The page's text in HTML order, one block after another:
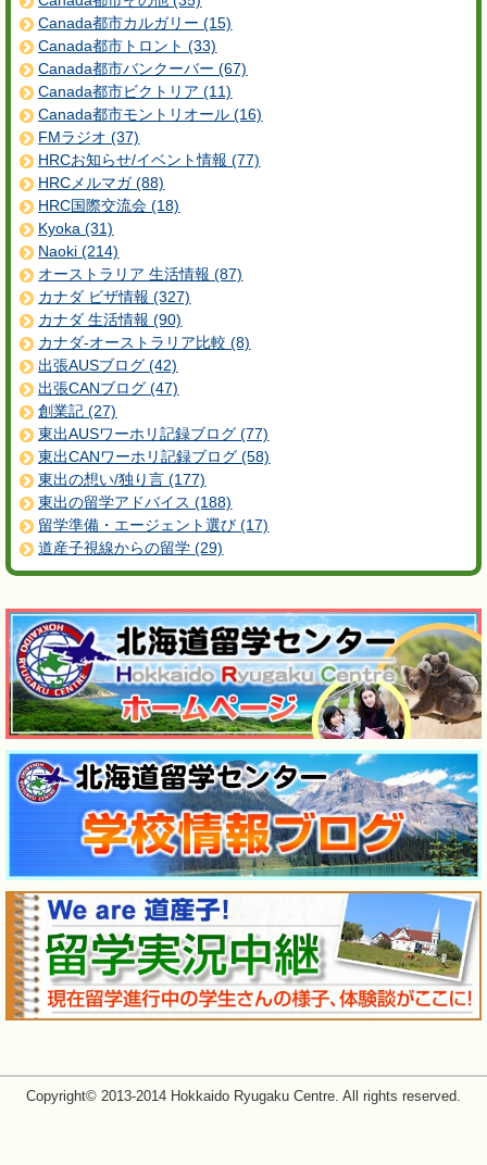
Canada都市カルガリー (15)
Canada都市トロント (33)
Canada都市バンクーバー (67)
Canada都市ビクトリア (11)
Canada都市モントリオール (16)
FMラジオ (37)
HRCお知らせ/イベント情報 (77)
HRCメルマガ (88)
HRC国際交流会 (18)
Kyoka (31)
Naoki (214)
オーストラリア 生活情報 (87)
カナダ ビザ情報 (327)
カナダ 生活情報 (90)
カナダ-オーストラリア比較 (8)
出張AUSブログ (42)
出張CANブログ (47)
創業記 (27)
東出AUSワーホリ記録ブログ (77)
東出CANワーホリ記録ブログ (58)
東出の想い/独り言 (177)
東出の留学アドバイス (188)
留学準備・エージェント選び (17)
道産子視線からの留学 (29)
Copyright© 2013-2014 Hokkaido Ryugaku Centre. All rights reserved.